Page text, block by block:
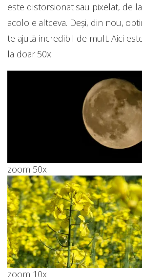
este distorsionat sau pixelat, de
acolo e altceva. Deși, din nou,
te ajută incredibil de mult. Aici
la doar 50x.
zoom 50x
zoom 10x